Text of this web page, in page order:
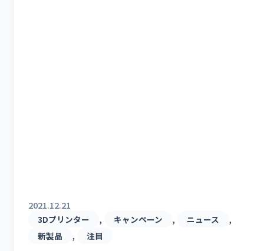
2021.12.21
3Dプリンター , キャンペーン , ニュース ,
新製品 , 注目